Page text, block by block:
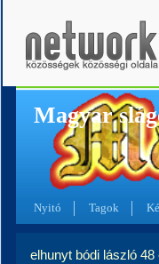
Magyar
Nyitó Tagok
elhunyt bódi lászló